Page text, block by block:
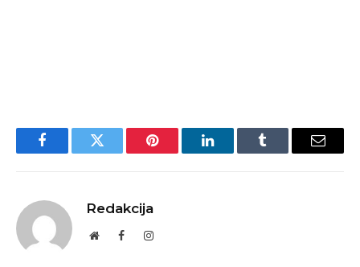
FacebookTwitter Pinterest LinkedInTumblr Email
Redakcija
WebsiteFacebookInstagram